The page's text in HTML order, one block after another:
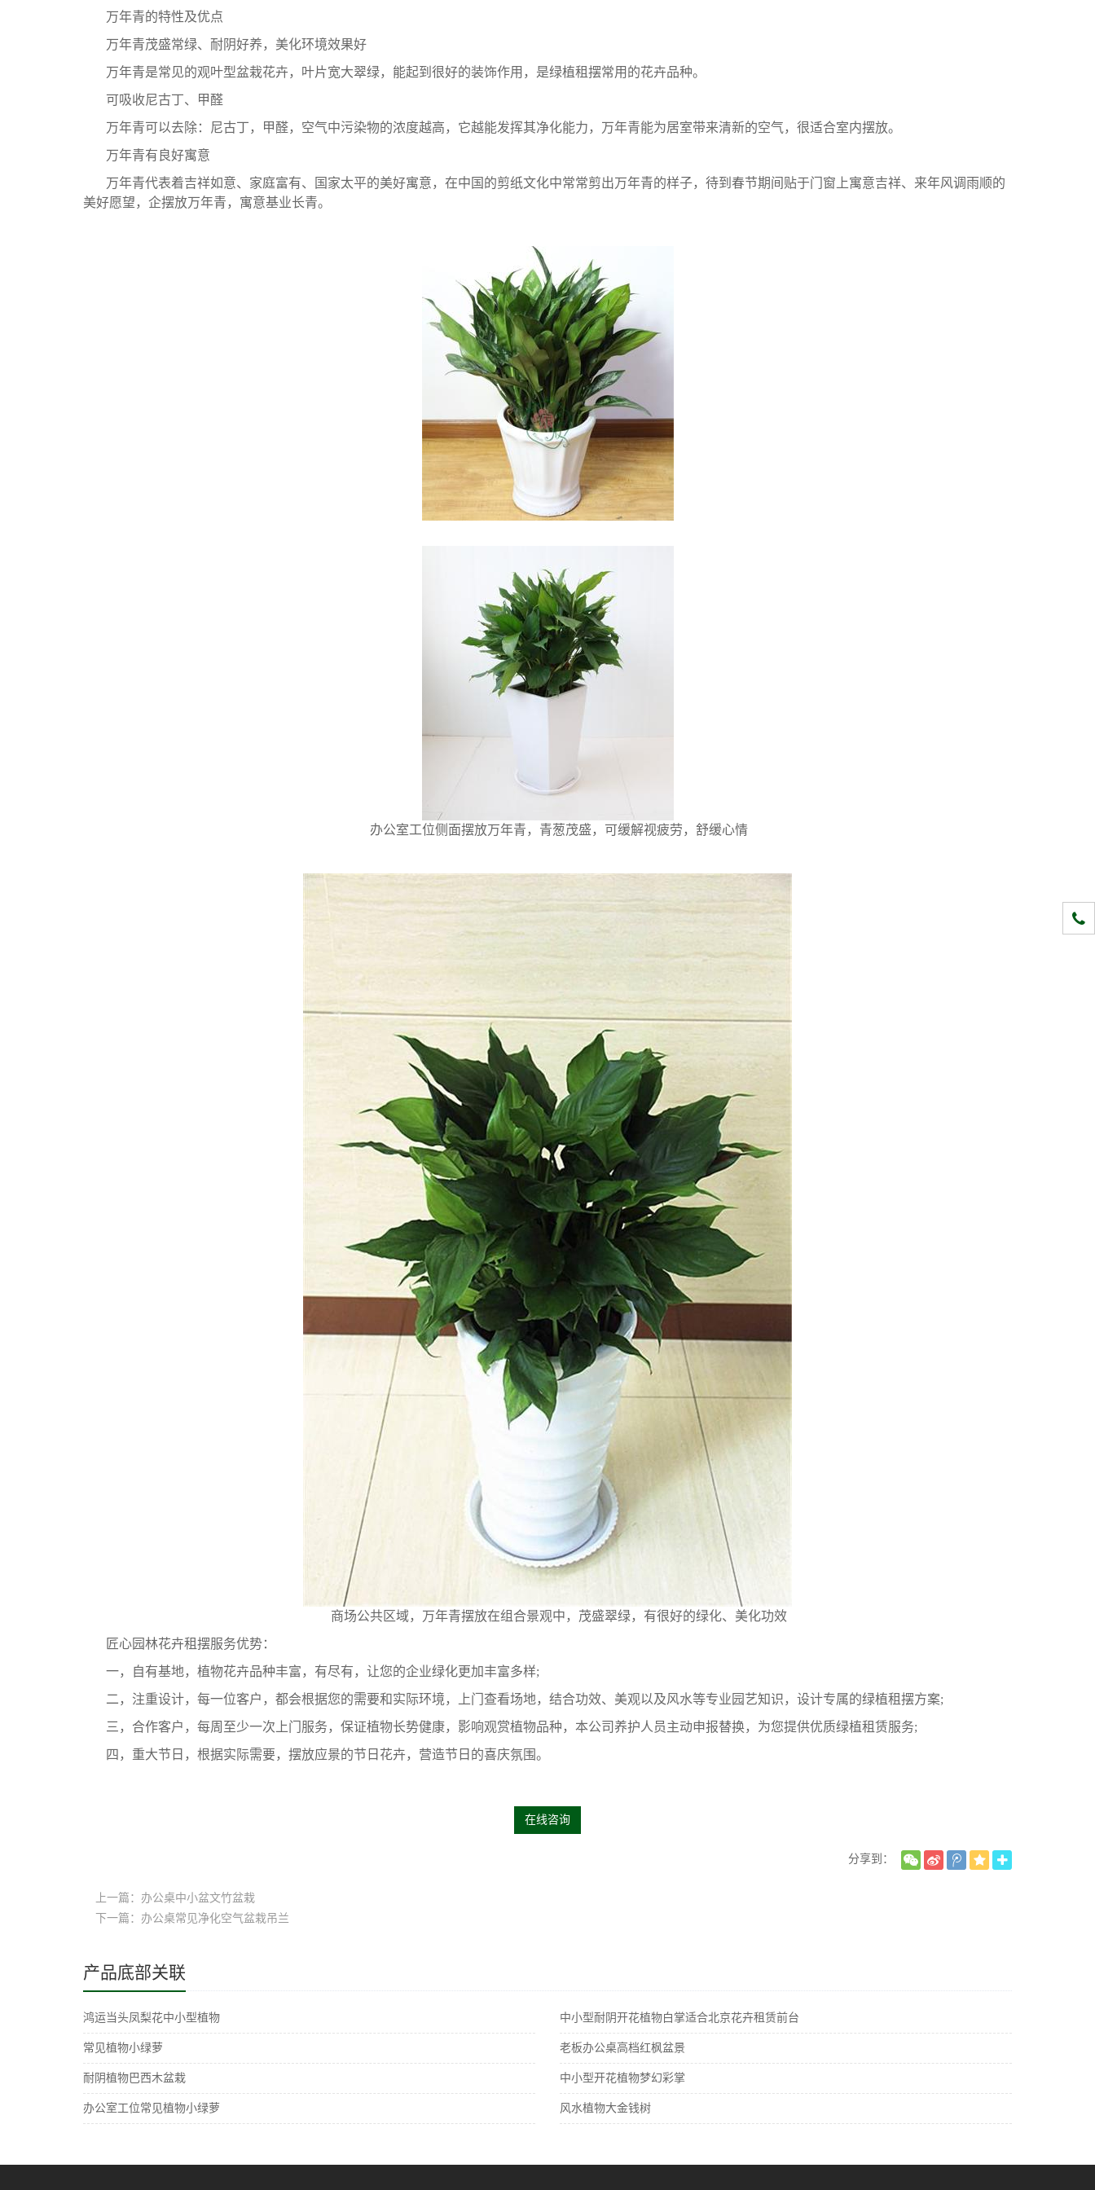
万年青的特性及优点
万年青茂盛常绿、耐阴好养，美化环境效果好
万年青是常见的观叶型盆栽花卉，叶片宽大翠绿，能起到很好的装饰作用，是绿植租摆常用的花卉品种。
可吸收尼古丁、甲醛
万年青可以去除：尼古丁，甲醛，空气中污染物的浓度越高，它越能发挥其净化能力，万年青能为居室带来清新的空气，很适合室内摆放。
万年青有良好寓意
万年青代表着吉祥如意、家庭富有、国家太平的美好寓意，在中国的剪纸文化中常常剪出万年青的样子，待到春节期间贴于门窗上寓意吉祥、来年风调雨顺的
美好愿望，企摆放万年青，寓意基业长青。
办公室工位侧面摆放万年青，青葱茂盛，可缓解视疲劳，舒缓心情
商场公共区域，万年青摆放在组合景观中，茂盛翠绿，有很好的绿化、美化功效
匠心园林花卉租摆服务优势：
一，自有基地，植物花卉品种丰富，有尽有，让您的企业绿化更加丰富多样;
二，注重设计，每一位客户，都会根据您的需要和实际环境，上门查看场地，结合功效、美观以及风水等专业园艺知识，设计专属的绿植租摆方案;
三，合作客户，每周至少一次上门服务，保证植物长势健康，影响观赏植物品种，本公司养护人员主动申报替换，为您提供优质绿植租赁服务;
四，重大节日，根据实际需要，摆放应景的节日花卉，营造节日的喜庆氛围。
在线咨询
分享到：
上一篇：办公桌中小盆文竹盆栽
下一篇：办公桌常见净化空气盆栽吊兰
产品底部关联
鸿运当头凤梨花中小型植物 中小型耐阴开花植物白掌适合北京花卉租赁前台
常见植物小绿萝 老板办公桌高档红枫盆景
耐阴植物巴西木盆栽 中小型开花植物梦幻彩掌
办公室工位常见植物小绿萝 风水植物大金钱树